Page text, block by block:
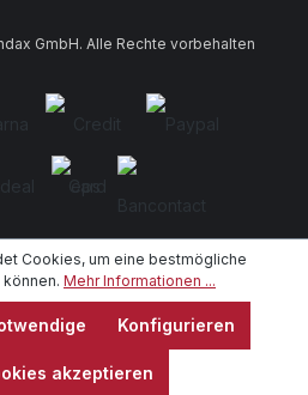
GmbH. Alle Rechte vorbehalten
Cookies, um eine bestmögliche
Mehr Informationen ...
Konfigurieren
akzeptieren